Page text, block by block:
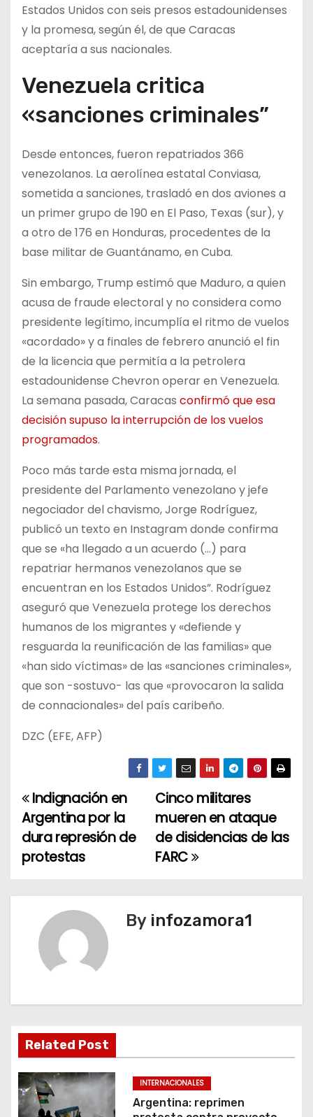
Estados Unidos con seis presos estadounidenses
y la promesa, según él, de que Caracas
aceptaría a sus nacionales.
Venezuela critica
«sanciones criminales”
Desde entonces, fueron repatriados 366
venezolanos. La aerolínea estatal Conviasa,
sometida a sanciones, trasladó en dos aviones a
un primer grupo de 190 en El Paso, Texas (sur), y
a otro de 176 en Honduras, procedentes de la
base militar de Guantánamo, en Cuba.
Sin embargo, Trump estimó que Maduro, a quien
acusa de fraude electoral y no considera como
presidente legítimo, incumplía el ritmo de vuelos
«acordado» y a finales de febrero anunció el fin
de la licencia que permitía a la petrolera
estadounidense Chevron operar en Venezuela.
La semana pasada, Caracas confirmó que esa
decisión supuso la interrupción de los vuelos
programados.
Poco más tarde esta misma jornada, el
presidente del Parlamento venezolano y jefe
negociador del chavismo, Jorge Rodríguez,
publicó un texto en Instagram donde confirma
que se «ha llegado a un acuerdo (…) para
repatriar hermanos venezolanos que se
encuentran en los Estados Unidos”. Rodríguez
aseguró que Venezuela protege los derechos
humanos de los migrantes y «defiende y
resguarda la reunificación de las familias» que
«han sido víctimas» de las «sanciones criminales»,
que son -sostuvo- las que «provocaron la salida
de connacionales» del país caribeño.
DZC (EFE, AFP)
N
a
v
e
i
ó
n
d
Cinco militares
mueren en ataque
de disidencias de las
FARC
Indignación en
Argentina por la
dura represión de
protestas
By infozamora1
Related Post
INTERNACIONALES
Argentina: reprimen